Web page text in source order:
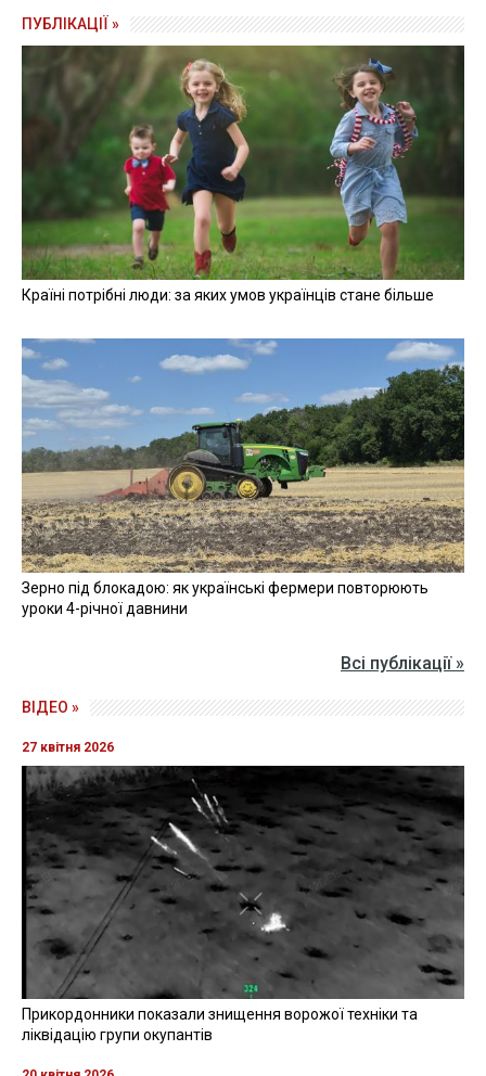
ПУБЛІКАЦІЇ »
Країні потрібні люди: за яких умов українців стане більше
Зерно під блокадою: як українські фермери повторюють
уроки 4-річної давнини
Всі публікації »
ВІДЕО »
27 квітня 2026
Прикордонники показали знищення ворожої техніки та
ліквідацію групи окупантів